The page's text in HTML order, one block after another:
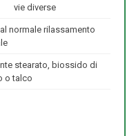
vie diverse
normale rilassamento
stearato, biossido di
o talco